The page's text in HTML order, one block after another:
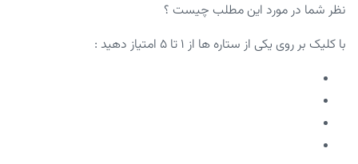
نظر شما در مورد این مطلب چیست ؟
با کلیک بر روی یکی از ستاره ها از ۱ تا ۵ امتیاز دهید :